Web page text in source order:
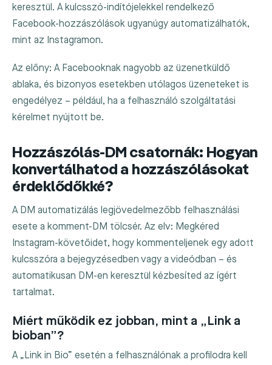
keresztül. A kulcsszó-indítójelekkel rendelkező
Facebook-hozzászólások ugyanúgy automatizálhatók,
mint az Instagramon.
Az előny: A Facebooknak nagyobb az üzenetküldő
ablaka, és bizonyos esetekben utólagos üzeneteket is
engedélyez – például, ha a felhasználó szolgáltatási
kérelmet nyújtott be.
Hozzászólás-DM csatornák: Hogyan
konvertálhatod a hozzászólásokat
érdeklődőkké?
A DM automatizálás legjövedelmezőbb felhasználási
esete a komment-DM tölcsér. Az elv: Megkéred
Instagram-követőidet, hogy kommenteljenek egy adott
kulcsszóra a bejegyzésedben vagy a videódban – és
automatikusan DM-en keresztül kézbesíted az ígért
tartalmat.
Miért működik ez jobban, mint a „Link a
bioban”?
A „Link in Bio” esetén a felhasználónak a profilodra kell